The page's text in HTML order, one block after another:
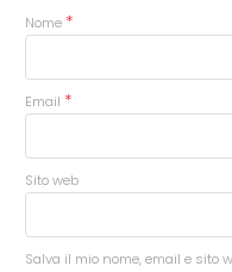
Nome *
Email *
Sito web
Salva il mio nome, email e sito